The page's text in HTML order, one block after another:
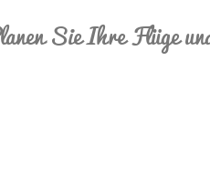
Sie Ihre Flüge